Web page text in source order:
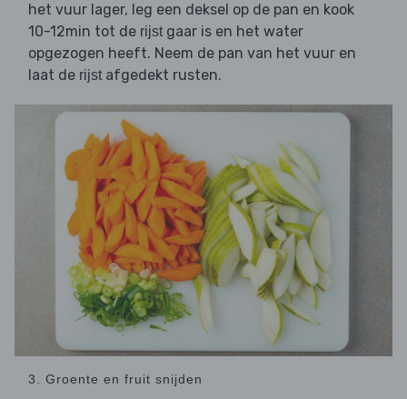
het vuur lager, leg een deksel op de pan en kook
10-12min tot de rijstgaar is en het water
opgezogen heeft. Neem de pan van het vuur en
laat de rijstafgedekt rusten.
3. Groente en fruit snijden